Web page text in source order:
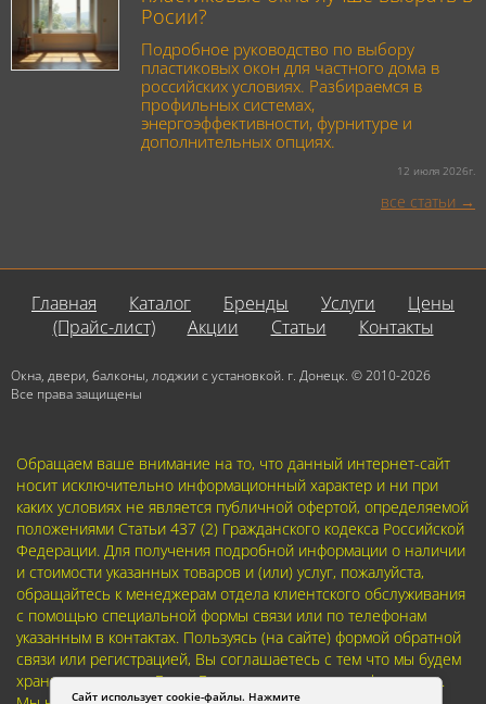
Росии?
Подробное руководство по выбору
пластиковых окон для частного дома в
российских условиях. Разбираемся в
профильных системах,
энергоэффективности, фурнитуре и
дополнительных опциях.
12 июля 2026г.
все статьи
Главная Каталог Бренды Услуги
Цены
(Прайс-лист)
Акции Статьи Контакты
Окна, двери, балконы, лоджии с установкой. г. Донецк. © 2010-2026
Все права защищены
Обращаем ваше внимание на то, что данный интернет-сайт
носит исключительно информационный характер и ни при
каких условиях не является публичной офертой, определяемой
положениями Статьи 437 (2) Гражданского кодекса Российской
Федерации. Для получения подробной информации о наличии
и стоимости указанных товаров и (или) услуг, пожалуйста,
обращайтесь к менеджерам отдела клиентского обслуживания
с помощью специальной формы связи или по телефонам
указанным в контактах. Пользуясь (на сайте) формой обратной
связи или регистрацией, Вы соглашаетесь с тем что мы будем
хранить указанную Вами, Вашу персональную информацию.
Сайт использует cookie-файлы. Нажмите